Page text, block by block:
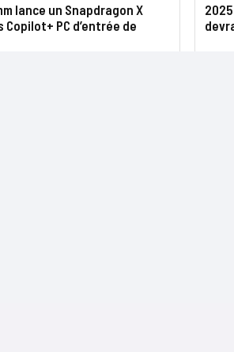
lance un Snapdragon X
Copilot+ PC d’entrée de